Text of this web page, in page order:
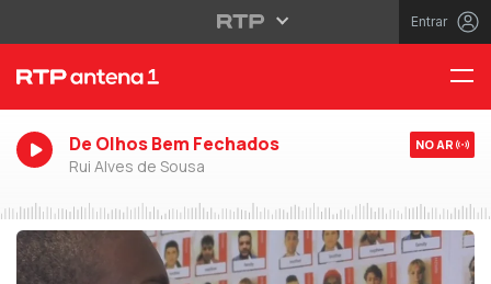
Entrar
De Olhos Bem Fechados
Rui Alves de Sousa
NO AR